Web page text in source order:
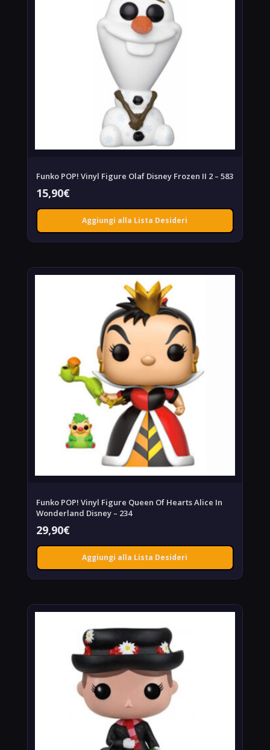
Funko POP! Vinyl Figure Olaf Disney Frozen II 2 – 583
15,90€
Aggiungi alla Lista Desideri
Funko POP! Vinyl Figure Queen Of Hearts Alice In
Wonderland Disney – 234
29,90€
Aggiungi alla Lista Desideri